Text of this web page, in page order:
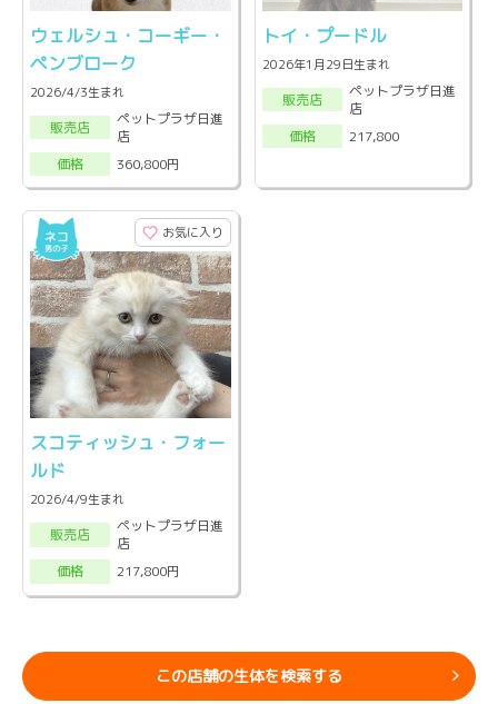
ウェルシュ・コーギー・
ペンブローク
2026/4/3生まれ
販売店
ペットプラザ日進
店
価格
360,800円
トイ・プードル
2026年1月29日生まれ
販売店
ペットプラザ日進
店
価格
217,800
お気に入り
スコティッシュ・フォー
ルド
2026/4/9生まれ
販売店
ペットプラザ日進
店
価格
217,800円
この店舗の生体を検索する